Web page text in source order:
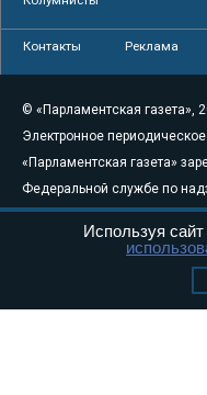
Контакты Реклама
© «Парламентская газета»,
Электронное
«Парламентская газета»
Федеральной службе по
связи, информационных
массовых коммуникаций
Свидетельство о
Используя